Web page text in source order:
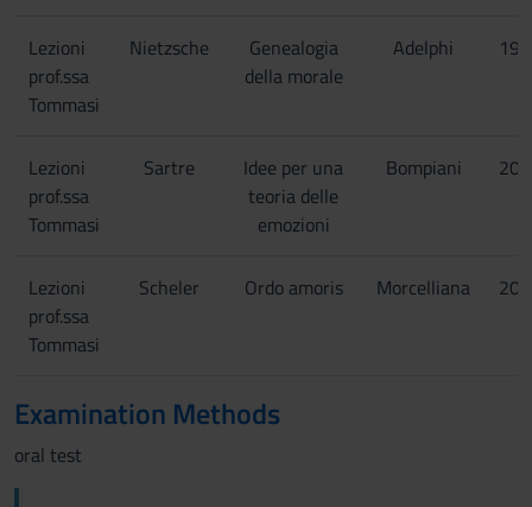
Lezioni
prof.ssa
Tommasi
Nietzsche
Genealogia
della morale
Adelphi
Lezioni
prof.ssa
Tommasi
Sartre
Idee per una
teoria delle
emozioni
Bompiani
Lezioni
prof.ssa
Tommasi
Scheler Ordo amoris Morcelliana
Examination Methods
oral test